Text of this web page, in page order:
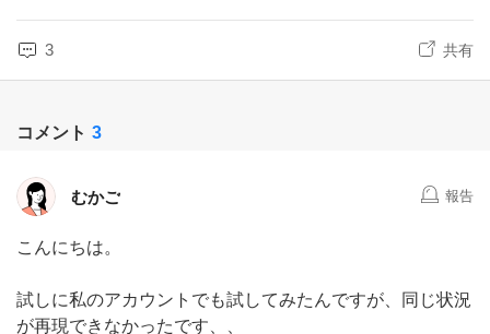
3 共有
コメント 3
むかご 報告
こんにちは。
試しに私のアカウントでも試してみたんですが、同じ状況
が再現できなかったです、、